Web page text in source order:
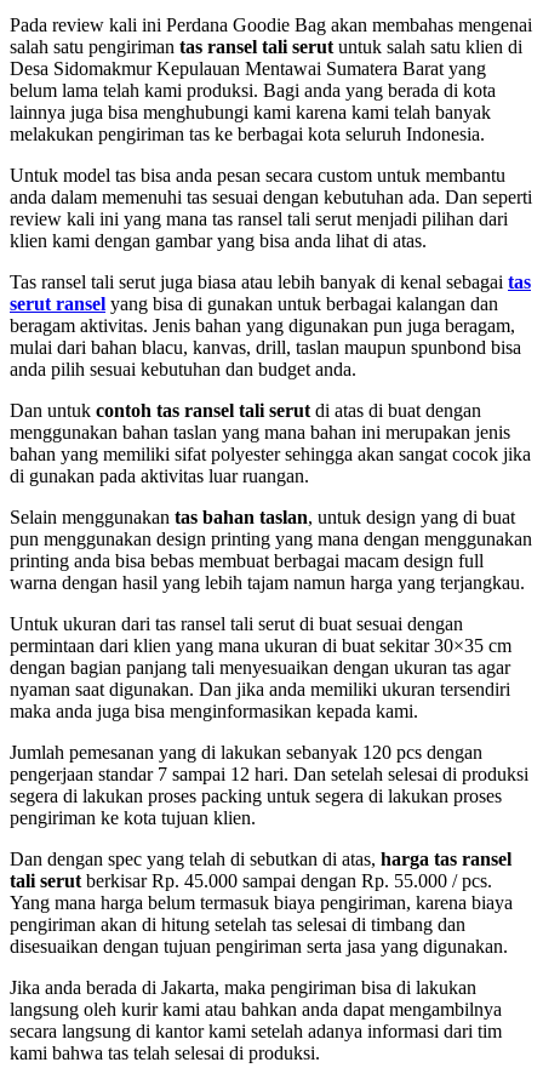
Pada review kali ini Perdana Goodie Bag akan membahas mengenai
salah satu pengiriman tas ransel tali serut untuk salah satu klien di
Desa Sidomakmur Kepulauan Mentawai Sumatera Barat yang
belum lama telah kami produksi. Bagi anda yang berada di kota
lainnya juga bisa menghubungi kami karena kami telah banyak
melakukan pengiriman tas ke berbagai kota seluruh Indonesia.
Untuk model tas bisa anda pesan secara custom untuk membantu
anda dalam memenuhi tas sesuai dengan kebutuhan ada. Dan seperti
review kali ini yang mana tas ransel tali serut menjadi pilihan dari
klien kami dengan gambar yang bisa anda lihat di atas.
Tas ransel tali serut juga biasa atau lebih banyak di kenal sebagai tas
serut ransel yang bisa di gunakan untuk berbagai kalangan dan
beragam aktivitas. Jenis bahan yang digunakan pun juga beragam,
mulai dari bahan blacu, kanvas, drill, taslan maupun spunbond bisa
anda pilih sesuai kebutuhan dan budget anda.
Dan untuk contoh tas ransel tali serut di atas di buat dengan
menggunakan bahan taslan yang mana bahan ini merupakan jenis
bahan yang memiliki sifat polyester sehingga akan sangat cocok jika
di gunakan pada aktivitas luar ruangan.
Selain menggunakan tas bahan taslan, untuk design yang di buat
pun menggunakan design printing yang mana dengan menggunakan
printing anda bisa bebas membuat berbagai macam design full
warna dengan hasil yang lebih tajam namun harga yang terjangkau.
Untuk ukuran dari tas ransel tali serut di buat sesuai dengan
permintaan dari klien yang mana ukuran di buat sekitar 30×35 cm
dengan bagian panjang tali menyesuaikan dengan ukuran tas agar
nyaman saat digunakan. Dan jika anda memiliki ukuran tersendiri
maka anda juga bisa menginformasikan kepada kami.
Jumlah pemesanan yang di lakukan sebanyak 120 pcs dengan
pengerjaan standar 7 sampai 12 hari. Dan setelah selesai di produksi
segera di lakukan proses packing untuk segera di lakukan proses
pengiriman ke kota tujuan klien.
Dan dengan spec yang telah di sebutkan di atas, harga tas ransel
tali serut berkisar Rp. 45.000 sampai dengan Rp. 55.000 / pcs.
Yang mana harga belum termasuk biaya pengiriman, karena biaya
pengiriman akan di hitung setelah tas selesai di timbang dan
disesuaikan dengan tujuan pengiriman serta jasa yang digunakan.
Jika anda berada di Jakarta, maka pengiriman bisa di lakukan
langsung oleh kurir kami atau bahkan anda dapat mengambilnya
secara langsung di kantor kami setelah adanya informasi dari tim
kami bahwa tas telah selesai di produksi.